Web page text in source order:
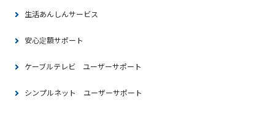
生活あんしんサービス
安心定額サポート
ケーブルテレビ ユーザーサポート
シンプルネット ユーザーサポート